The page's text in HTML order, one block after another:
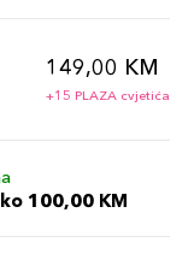
149,00 KM
+15 PLAZA cvjetića
100,00 KM